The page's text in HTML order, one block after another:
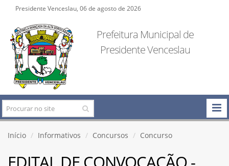
Presidente Venceslau, 06 de agosto de 2026
Prefeitura Municipal de
Presidente Venceslau
Início Informativos Concursos Concurso
EDITAL DE CONVOCAÇÃO -